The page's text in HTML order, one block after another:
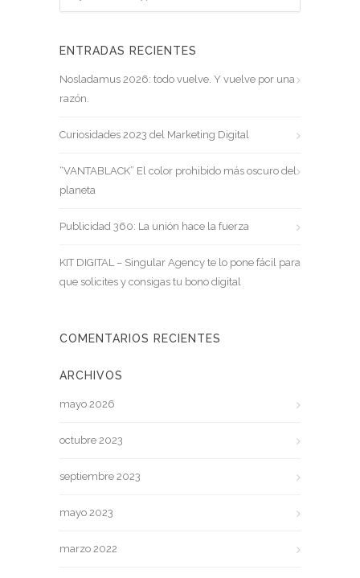
ENTRADAS RECIENTES
Nosladamus 2026: todo vuelve. Y vuelve por una
razón.
Curiosidades 2023 del Marketing Digital
“VANTABLACK” El color prohibido más oscuro del
planeta
Publicidad 360: La unión hace la fuerza
KIT DIGITAL – Singular Agency te lo pone fácil para
que solicites y consigas tu bono digital
COMENTARIOS RECIENTES
ARCHIVOS
mayo 2026
octubre 2023
septiembre 2023
mayo 2023
marzo 2022